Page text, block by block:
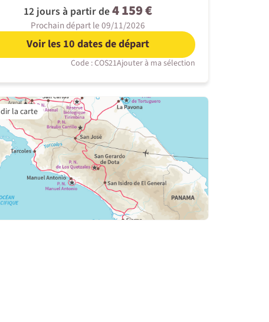
12 jours à partir de4 159 €
Prochain départ le 09/11/2026
Voir les 10 dates de départ
Code : COS21Ajouter à ma sélection